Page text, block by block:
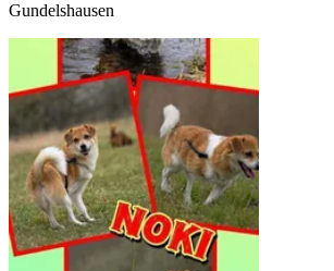
Gundelshausen